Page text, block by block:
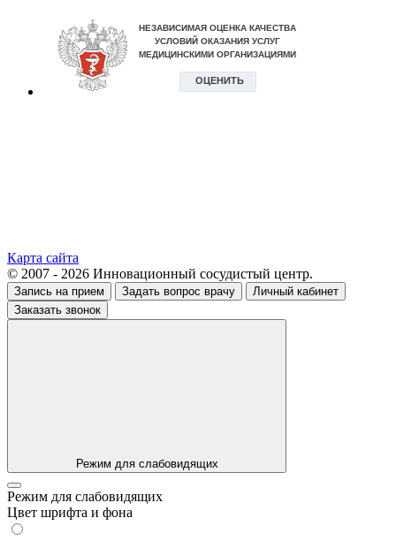
Карта сайта
© 2007 - 2026 Инновационный сосудистый центр.
Запись на прием Задать вопрос врачу
Личный кабинет
Заказать звонок
Режим для слабовидящих
Режим для слабовидящих
Цвет шрифта и фона